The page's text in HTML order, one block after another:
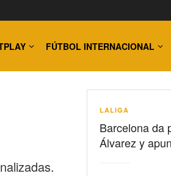
FÚTBOL INTERNACIONAL
LALIGA
Barcelona da
Álvarez y